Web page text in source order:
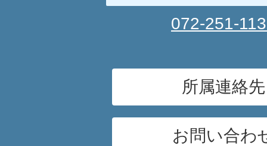
072-251-
所属連絡先
お問い合わ